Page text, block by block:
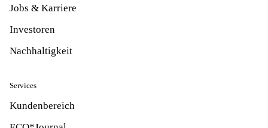
Jobs & Karriere
Investoren
Nachhaltigkeit
Services
Kundenbereich